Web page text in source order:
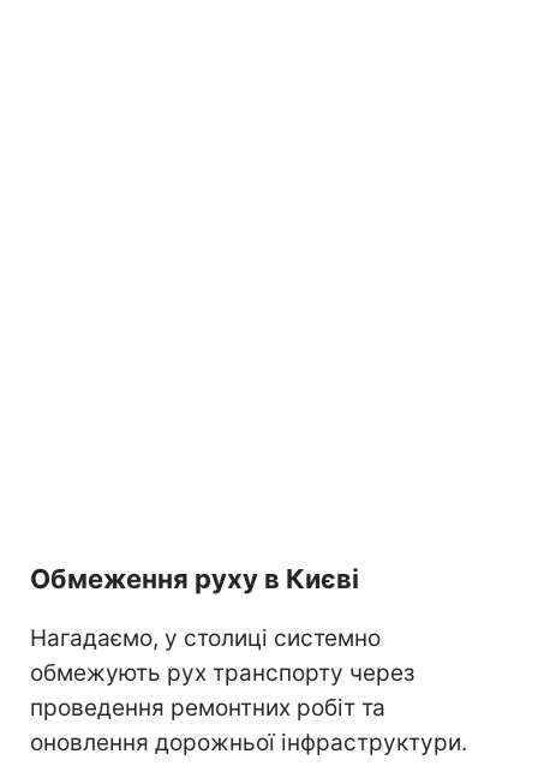
Обмеження руху в Києві
Нагадаємо, у столиці системно
обмежують рух транспорту через
проведення ремонтних робіт та
оновлення дорожньої інфраструктури.